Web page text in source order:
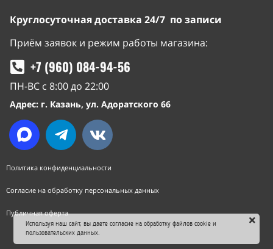
Круглосуточная доставка 24/7 по записи
Приём заявок и режим работы магазина:
+7 (960) 084-94-56
ПН-ВС с 8:00 до 22:00
Адрес: г. Казань, ул. Адоратского 66
Политика конфиденциальности
Согласие на обработку персональных данных
Публичная оферта
Используя наш сайт, вы даете согласие на обработку файлов cookie и
пользовательских данных.